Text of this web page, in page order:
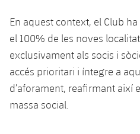
Palmarès
Resultats
Classificació
Jugadors
Fotos
Resultats
Jugadors
Classificació
Juvenil
Cadet
Infantil
PLUSICON
MÉS
Primer equip
Actualitat
Barça Atlètic
En aquest context, el Club
el 100% de les noves
exclusivament als socis i
accés prioritari i íntegre a
d’aforament, reafirmant així
massa social.